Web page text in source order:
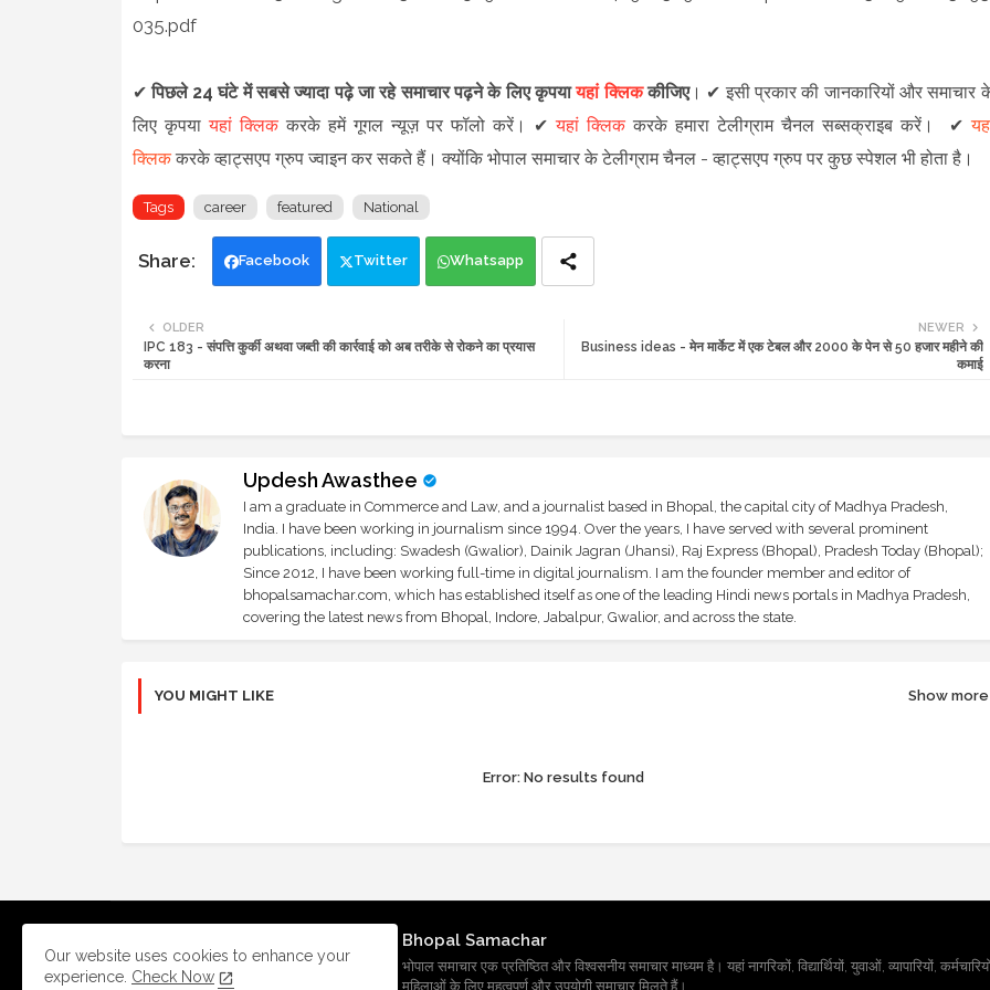
035.pdf
✔ पिछले 24 घंटे में सबसे ज्यादा पढ़े जा रहे समाचार पढ़ने के लिए कृपयायहां क्लिककीजिए। ✔ इसी प्रकार की जानकारियों और समाचार
लिए कृपयायहां क्लिककरके हमें गूगल न्यूज़ पर फॉलो करें। ✔यहां क्लिककरके हमारा टेलीग्राम चैनल सब्सक्राइब करें। ✔
क्लिककरके व्हाट्सएप ग्रुप ज्वाइन कर सकते हैं। क्योंकि भोपाल समाचार के टेलीग्राम चैनल - व्हाट्सएप ग्रुपपर कुछ स्पेशल भी होता है।
Tags career featured National
Facebook Twitter Whatsapp
NEWER
Business ideas - मेन मार्केट में एक टेबल और 2000 के पेन से 50 हजार महीने की
कमाई
OLDER
IPC 183 - संपत्ति कुर्की अथवा जब्ती की कार्रवाई को अब तरीके से रोकने का प्रयास
करना
Updesh Awasthee
I am a graduate in Commerce and Law, and a journalist based in Bhopal, the capital city of Madhya Pradesh,
India. I have been working in journalism since 1994. Over the years, I have served with several prominent
publications, including: Swadesh (Gwalior), Dainik Jagran (Jhansi), Raj Express (Bhopal), Pradesh Today (Bhopal);
Since 2012, I have been working full-time in digital journalism. I am the founder member and editor of
bhopalsamachar.com, which has established itself as one of the leading Hindi news portals in Madhya Pradesh,
covering the latest news from Bhopal, Indore, Jabalpur, Gwalior, and across the state.
YOU MIGHT LIKE Show more
Error:No results found
Bhopal Samachar
भोपाल समाचार एक प्रतिष्ठित और विश्वसनीय समाचार माध्यम है। यहां नागरिकों, विद्यार्थियों, युवाओं, व्यापारियों,
महिलाओं के लिए महत्वपूर्ण और उपयोगी समाचार मिलते हैं।
Our website uses cookies to enhance your
experience. Check Now